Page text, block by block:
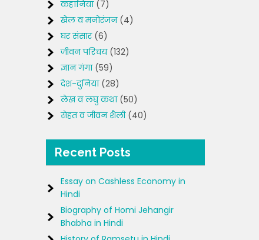
कहानियां(7)
खेल व मनोरंजन(4)
घर संसार(6)
जीवन परिचय(132)
ज्ञान गंगा(59)
देश-दुनिया(28)
लेख व लघु कथा(50)
सेहत व जीवन शैली(40)
Recent Posts
Essay on Cashless Economy in
Hindi
Biography of Homi Jehangir
Bhabha in Hindi